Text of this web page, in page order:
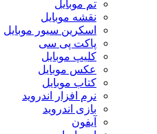
تم موبایل
نقشه موبایل
اسکرین سیور موبایل
پاکت پی سی
کلیپ موبایل
عکس موبایل
کتاب موبایل
نرم افزار اندروید
بازی اندروید
آیفون